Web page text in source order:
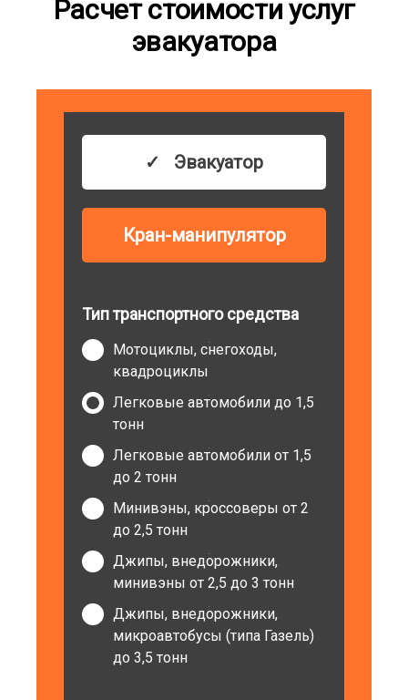
Расчет стоимости услуг
эвакуатора
Эвакуатор
Кран-манипулятор
Тип транспортного средства
Мотоциклы, снегоходы,
квадроциклы
Легковые автомобили до 1,5
тонн
Легковые автомобили от 1,5
до 2 тонн
Минивэны, кроссоверы от 2
до 2,5 тонн
Джипы, внедорожники,
минивэны от 2,5 до 3 тонн
Джипы, внедорожники,
микроавтобусы (типа Газель)
до 3,5 тонн